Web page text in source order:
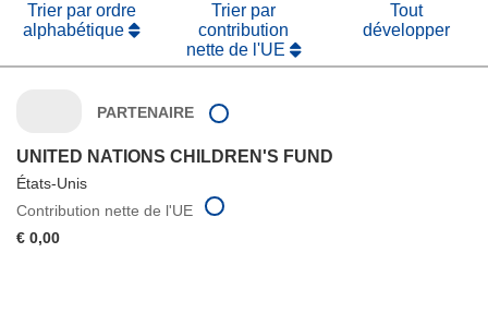
Trier par ordre
alphabétique
Trier par
contribution
nette de l'UE
Tout
développer
PARTENAIRE
UNITED NATIONS CHILDREN'S FUND
États-Unis
Contribution nette de l'UE
€ 0,00